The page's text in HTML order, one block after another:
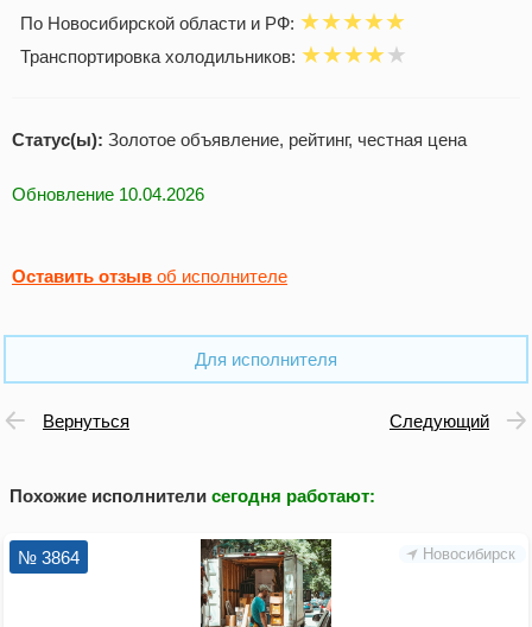
По Новосибирской области и РФ:
Транспортировка холодильников:
Статус(ы): Золотое объявление, рейтинг, честная цена
Обновление 10.04.2026
Оставить отзыв об исполнителе
Для исполнителя
Вернуться Следующий
Похожие исполнители сегодня работают:
Новосибирск
№ 3864